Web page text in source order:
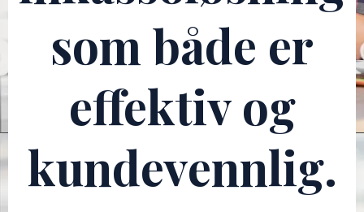
som både er
effektiv og
kundevennlig.